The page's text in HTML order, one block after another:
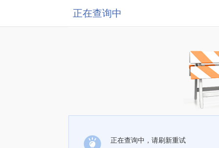
正在查询中
正在查询中，请刷新重试